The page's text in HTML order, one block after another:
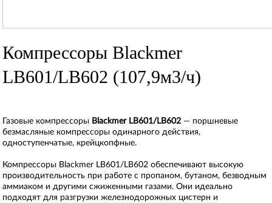
Компрессоры Blackmer
LB601/LB602 (107,9м3/ч)
Газовые компрессоры Blackmer LB601/LB602 — поршневые
безмасляные компрессоры одинарного действия,
одноступенчатые, крейцкопфные.
Компрессоры Blackmer LB601/LB602 обеспечивают высокую
производительность при работе с пропаном, бутаном, безводным
аммиаком и другими сжиженными газами. Они идеально
подходят для разгрузки железнодорожных цистерн и